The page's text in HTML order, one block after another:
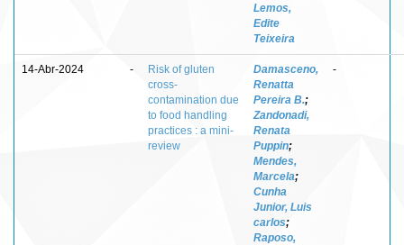
Lemos,
Edite
Teixeira
14-Abr-2024 -
Risk of gluten
cross-
contamination due
to food handling
practices : a mini-
review
Damasceno,
Renatta
Pereira B.;
Zandonadi,
Renata
Puppin;
Mendes,
Marcela;
Cunha
Junior, Luis
carlos;
Raposo,
-